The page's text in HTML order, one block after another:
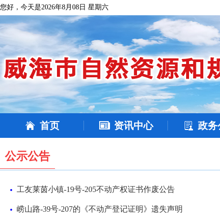
您好，今天是2026年8月08日 星期六
首页 资讯中心 政务
公示公告
• 工友莱茵小镇-19号-205不动产权证书作废公告
• 崂山路-39号-207的《不动产登记证明》遗失声明